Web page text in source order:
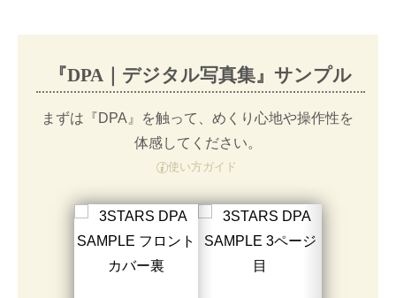
『DPA｜デジタル写真集』サンプル
まずは『DPA』を触って、めくり心地や操作性を
体感してください。